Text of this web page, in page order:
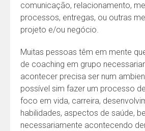
comunicação, relacionamento,
processos, entregas, ou outras
projeto e/ou negócio.
Muitas pessoas têm em mente
de coaching em grupo
acontecer precisa ser num
possível sim fazer um processo
foco em vida, carreira,
habilidades, aspectos de saúde,
necessariamente acontecendo